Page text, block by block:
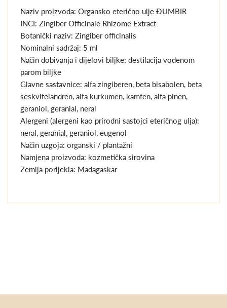
Naziv proizvoda: Organsko eterično ulje ĐUMBIR
INCI: Zingiber Officinale Rhizome Extract
Botanički naziv: Zingiber officinalis
Nominalni sadržaj: 5 ml
Način dobivanja i dijelovi biljke: destilacija vodenom
parom biljke
Glavne sastavnice: alfa zingiberen, beta bisabolen, beta
seskvifelandren, alfa kurkumen, kamfen, alfa pinen,
geraniol, geranial, neral
Alergeni (alergeni kao prirodni sastojci eteričnog ulja):
neral, geranial, geraniol, eugenol
Način uzgoja: organski / plantažni
Namjena proizvoda: kozmetička sirovina
Zemlja porijekla: Madagaskar